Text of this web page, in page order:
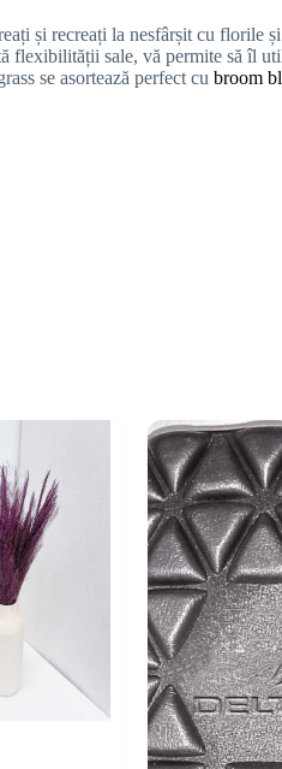
și recreați la nesfârșit cu florile
flexibilității sale, vă permite să îl
se asortează perfect cu broom